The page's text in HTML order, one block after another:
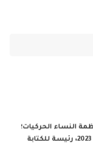
النساء الحركيات؛
مينة لطيفي، اليوم الأربعاء 14 يونيو 2023، رئيسة للكتابة